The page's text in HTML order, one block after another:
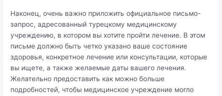
Наконец, очень важно приложить официальное письмо-
запрос, адресованный турецкому медицинскому
учреждению, в котором вы хотите пройти лечение. В этом
письме должно быть четко указано ваше состояние
здоровья, конкретное лечение или консультации, которые
вы ищете, а также желаемые даты вашего лечения.
Желательно предоставить как можно больше
подробностей, чтобы медицинское учреждение могло